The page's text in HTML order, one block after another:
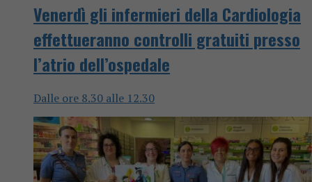
Venerdì gli infermieri della Cardiologia
effettueranno controlli gratuiti presso
l’atrio dell’ospedale
Dalle ore 8.30 alle 12.30